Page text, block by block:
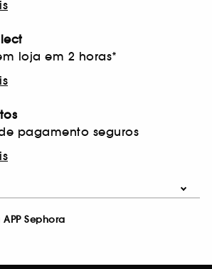
loja em 2 horas*
pagamento seguros
Sephora